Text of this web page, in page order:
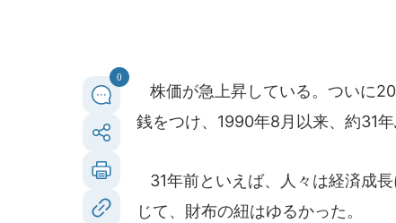
0
株価が急上昇している。ついに
銭をつけ、1990年8月以来、約31年
31年前といえば、人々は経済成
じて、財布の紐はゆるかった。